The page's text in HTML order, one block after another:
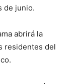
de junio.
abrirá la
residentes del